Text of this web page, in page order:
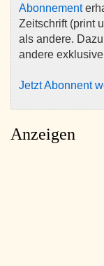
Abonnement
Zeitschrift (print
als andere.
andere
Jetzt Abonnent
Anzeigen